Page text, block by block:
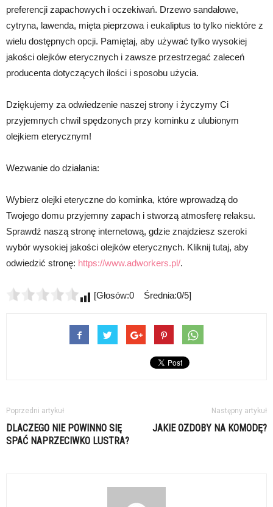
preferencji zapachowych i oczekiwań. Drzewo sandałowe,
cytryna, lawenda, mięta pieprzowa i eukaliptus to tylko niektóre z
wielu dostępnych opcji. Pamiętaj, aby używać tylko wysokiej
jakości olejków eterycznych i zawsze przestrzegać zaleceń
producenta dotyczących ilości i sposobu użycia.
Dziękujemy za odwiedzenie naszej strony i życzymy Ci
przyjemnych chwil spędzonych przy kominku z ulubionym
olejkiem eterycznym!
Wezwanie do działania:
Wybierz olejki eteryczne do kominka, które wprowadzą do
Twojego domu przyjemny zapach i stworzą atmosferę relaksu.
Sprawdź naszą stronę internetową, gdzie znajdziesz szeroki
wybór wysokiej jakości olejków eterycznych. Kliknij tutaj, aby
odwiedzić stronę: https://www.adworkers.pl/.
[Głosów:0 Średnia:0/5]
Poprzedni artykuł
DLACZEGO NIE POWINNO SIĘ
SPAĆ NAPRZECIWKO LUSTRA?
Następny artykuł
JAKIE OZDOBY NA KOMODĘ?